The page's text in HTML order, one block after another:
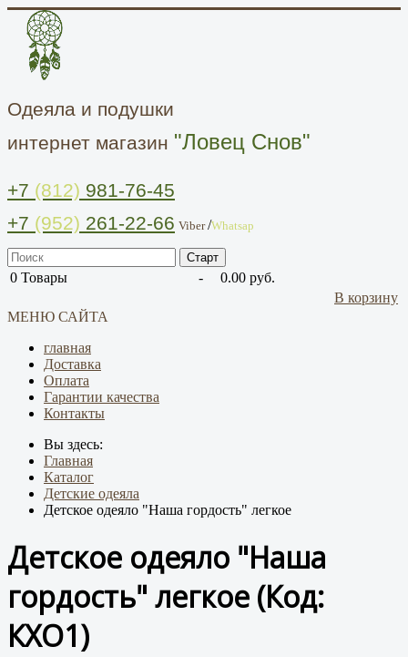
Одеяла и подушки
интернет магазин "Ловец Снов"
+7 (812) 981-76-45
+7 (952) 261-22-66 Viber/Whatsap
0 Товары -
0.00 руб.
В корзину
МЕНЮ САЙТА
главная
Доставка
Оплата
Гарантии качества
Контакты
Вы здесь:
Главная
Каталог
Детские одеяла
Детское одеяло "Наша гордость" легкое
Детское одеяло "Наша
гордость" легкое (Код:
КХО1)